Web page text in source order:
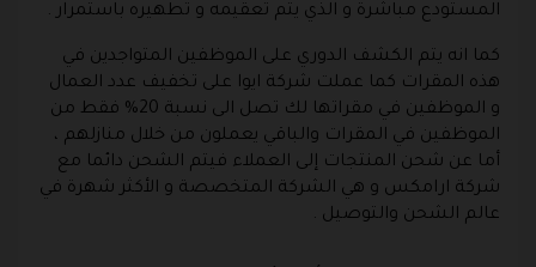
المستودع مباشرة و الذي يتم تعقيمه و تطهيره باستمرار .
كما انه يتم الكشف الدوري على الموظفين المتواجدين في
هذه المقرات كما عملت شركة ايوا على تخفيف عدد العمال
و الموظفين في مقراتها لك تصل الى نسبة 20% فقط من
الموظفين في المقرات والباقي يعملون من خلال منازلهم ،
أما عن شحن المنتجات إلى العملاء فيتم الشحن دائما مع
شركة ارامكس و هي الشركة المتخصصة و الأكثر شهرة في
عالم الشحن والتوصيل .